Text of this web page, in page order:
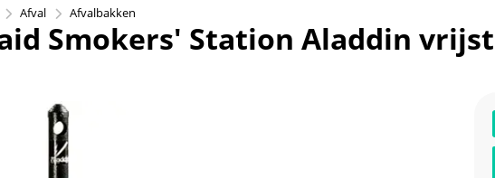
Afval Afvalbakken
Smokers' Station Aladdin